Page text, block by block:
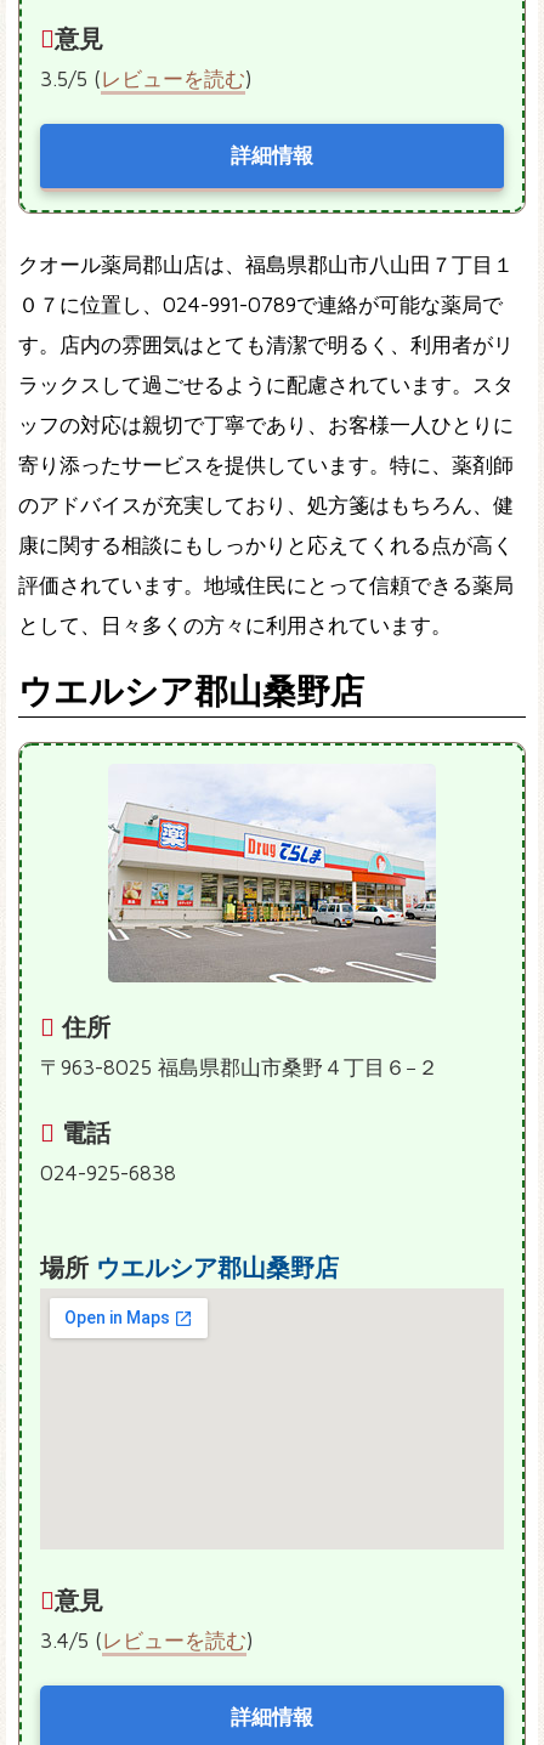
意見
3.5/5 (レビューを読む)
詳細情報
クオール薬局郡山店は、福島県郡山市八山田７丁目１
０７に位置し、024-991-0789で連絡が可能な薬局で
す。店内の雰囲気はとても清潔で明るく、利用者がリ
ラックスして過ごせるように配慮されています。スタ
ッフの対応は親切で丁寧であり、お客様一人ひとりに
寄り添ったサービスを提供しています。特に、薬剤師
のアドバイスが充実しており、処方箋はもちろん、健
康に関する相談にもしっかりと応えてくれる点が高く
評価されています。地域住民にとって信頼できる薬局
として、日々多くの方々に利用されています。
ウエルシア郡山桑野店
住所
〒963-8025 福島県郡山市桑野４丁目６−２
電話
024-925-6838
場所 ウエルシア郡山桑野店
意見
3.4/5 (レビューを読む)
詳細情報